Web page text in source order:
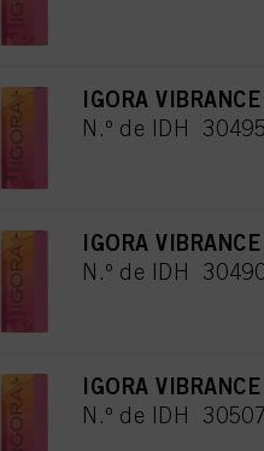
IGORA
N.º de IDH
IGORA
N.º de IDH
IGORA
N.º de IDH